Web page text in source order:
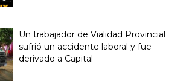
Un trabajador de Vialidad Provincial
sufrió un accidente laboral y fue
derivado a Capital